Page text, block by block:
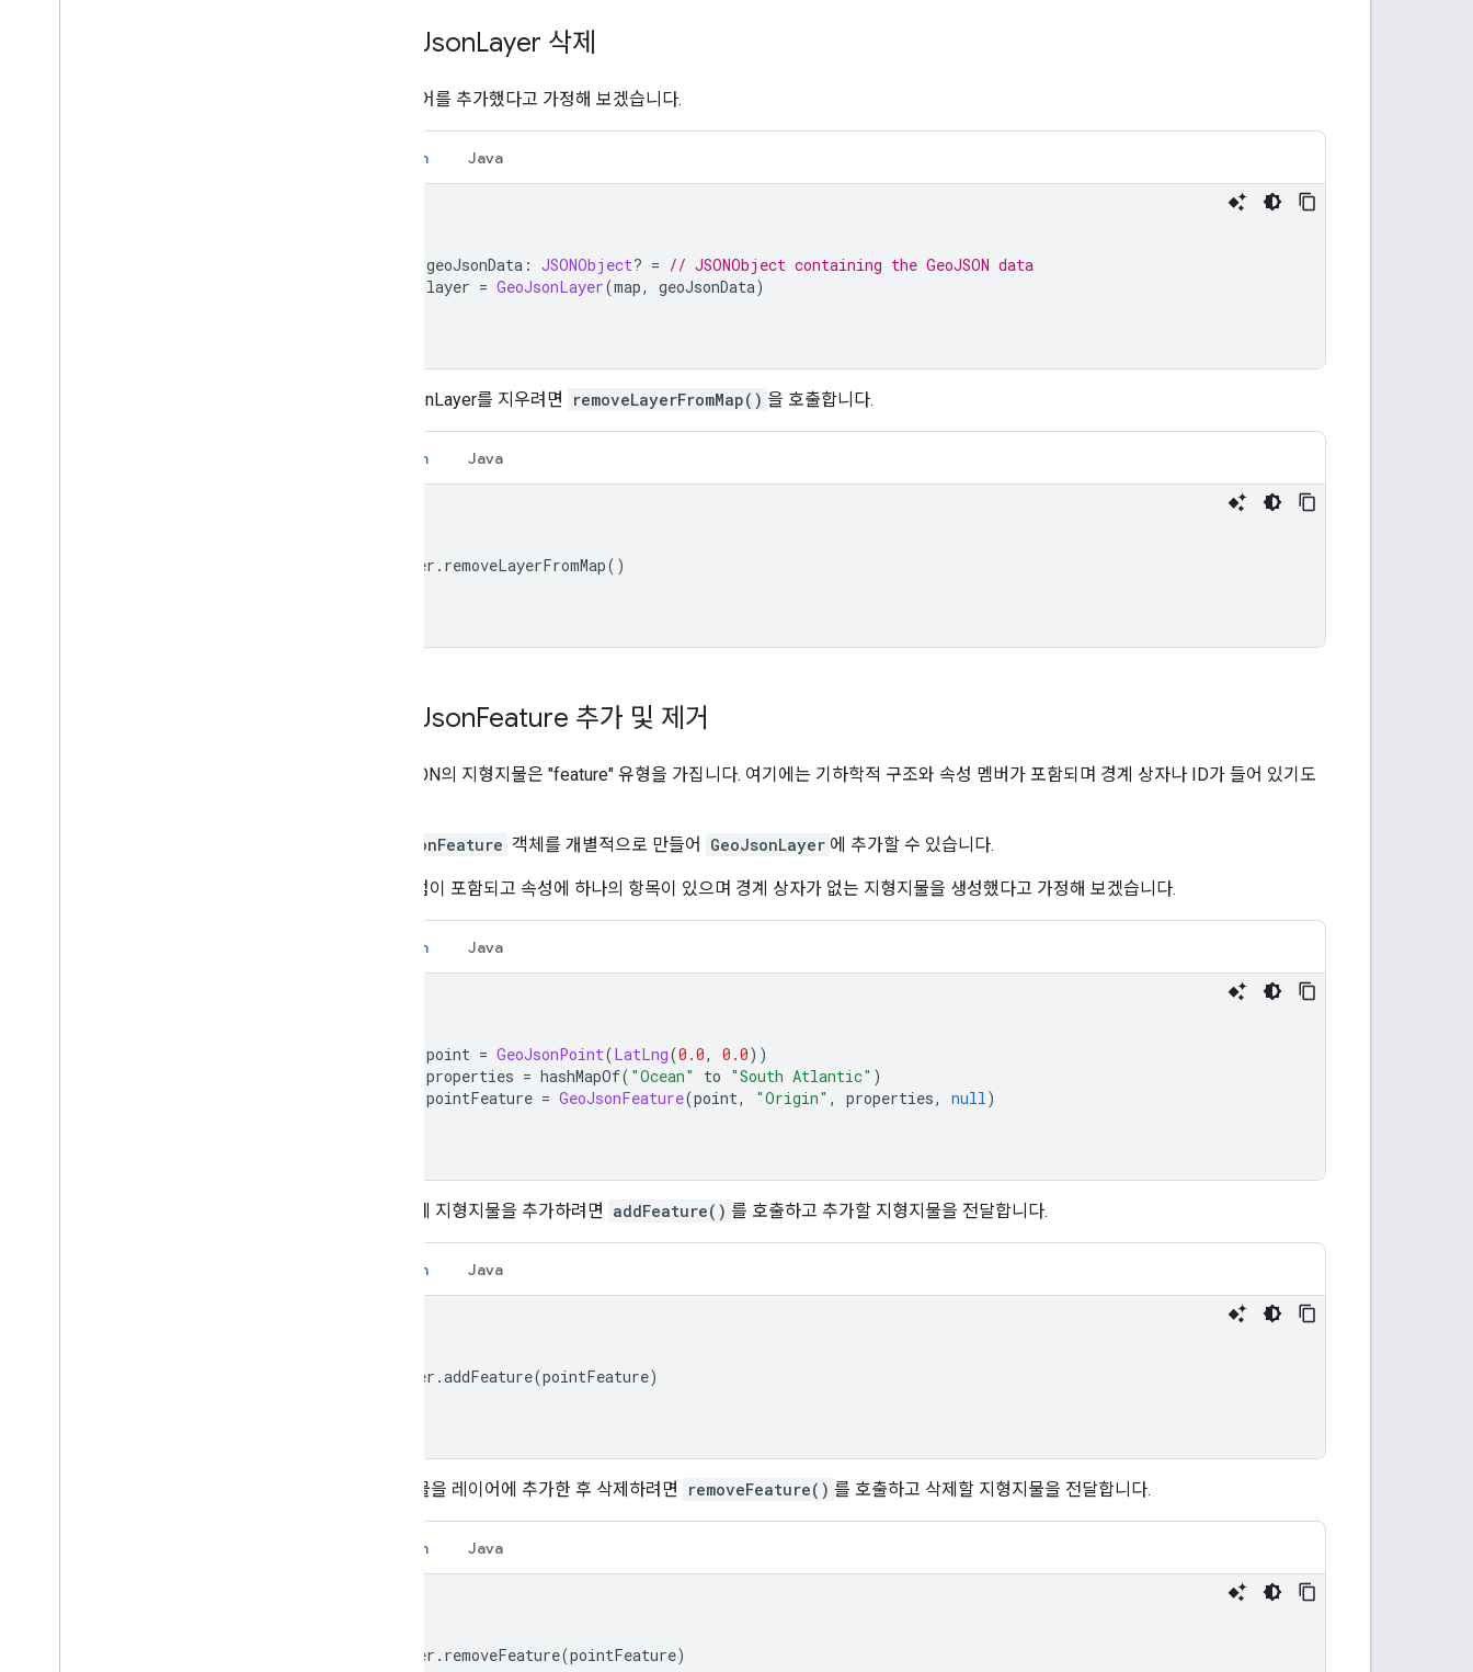
JsonLayer 삭제
이 레이어를 추가했다고 가정해 보겠습니다.
Kotlin Java
val geoJsonData : JSONObject? = // JSONObject containing the GeoJSON data
val layer = GeoJsonLayer(map, geoJsonData)
GeoJsonLayer를 지우려면 removeLayerFromMap() 을 호출합니다.
Kotlin Java
layer . removeLayerFromMap()
JsonFeature 추가 및 제거
GeoJSON의 지형지물은 "feature" 유형을 가집니다. 여기에는 기하학적 구조와 속성 멤버가 포함되며 경계 상자나 ID가 들어 있기도
GeoJsonFeature 객체를 개별적으로 만들어 GeoJsonLayer 에 추가할 수 있습니다.
0, 0 지점이 포함되고 속성에 하나의 항목이 있으며 경계 상자가 없는 지형지물을 생성했다고 가정해 보겠습니다.
Kotlin Java
val point = GeoJsonPoint(LatLng(0.0, 0.0))
val properties = hashMapOf( "Ocean" to "South Atlantic" )
val pointFeature = GeoJsonFeature(point, "Origin" , properties, null)
레이어에 지형지물을 추가하려면 addFeature() 를 호출하고 추가할 지형지물을 전달합니다.
Kotlin Java
layer .addFeature(pointFeature)
지형지물을 레이어에 추가한 후 삭제하려면 removeFeature() 를 호출하고 삭제할 지형지물을 전달합니다.
Kotlin Java
layer . removeFeature(pointFeature)